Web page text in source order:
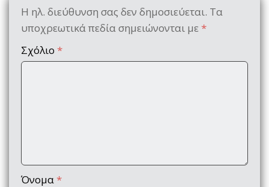
Η ηλ. διεύθυνση σας δεν δημοσιεύεται. Τα
υποχρεωτικά πεδία σημειώνονται με *
Σχόλιο *
Όνομα *